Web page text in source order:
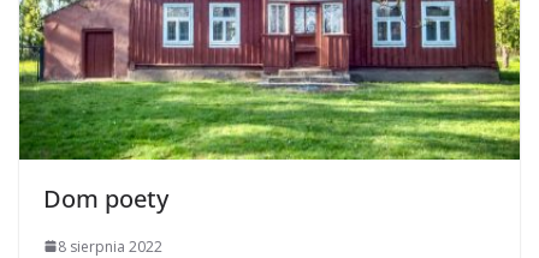
Dom poety
8 sierpnia 2022